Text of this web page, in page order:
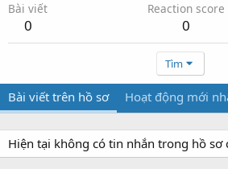
Bài viết
0
Reaction score
0
Tìm
Bài viết trên hồ sơ Hoạt động mới
Hiện tại không có tin nhắn trong hồ sơ